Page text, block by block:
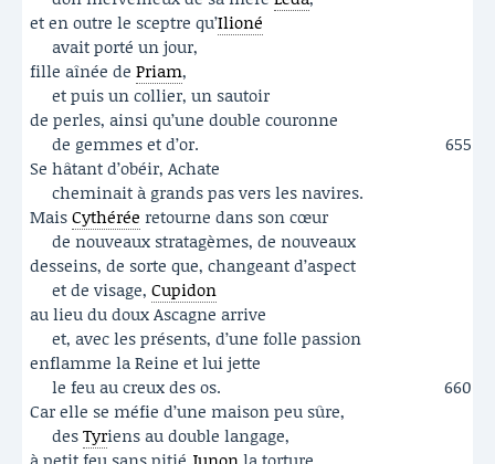
et en outre le sceptre qu’Ilioné
avait porté un jour,
fille aînée de Priam,
et puis un collier, un sautoir
de perles, ainsi qu’une double couronne
de gemmes et d’or.
655
Se hâtant d’obéir, Achate
cheminait à grands pas vers les navires.
MaisCythérée retourne dans son cœur
de nouveaux stratagèmes, de nouveaux
desseins, de sorte que, changeant d’aspect
et de visage, Cupidon
au lieu du doux Ascagne arrive
et, avec les présents, d’une folle passion
enflamme la Reine et lui jette
le feu au creux des os.
660
Car elle se méfie d’une maison peu sûre,
desTyriens au double langage,